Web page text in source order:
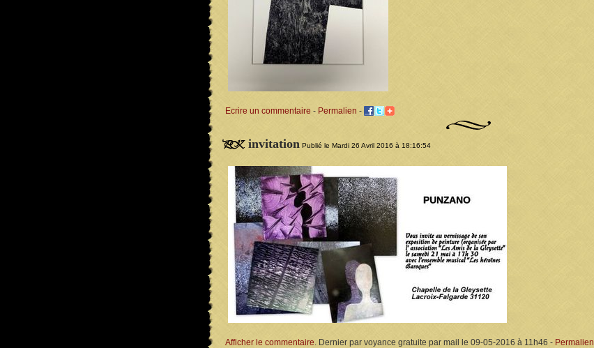
Ecrire un commentaire - Permalien -
invitation Publié le Mardi 26 Avril 2016 à 18:16:54
Afficher le commentaire. Dernier par voyance gratuite par mail le 09-05-2016 à 11h46 - Permalien